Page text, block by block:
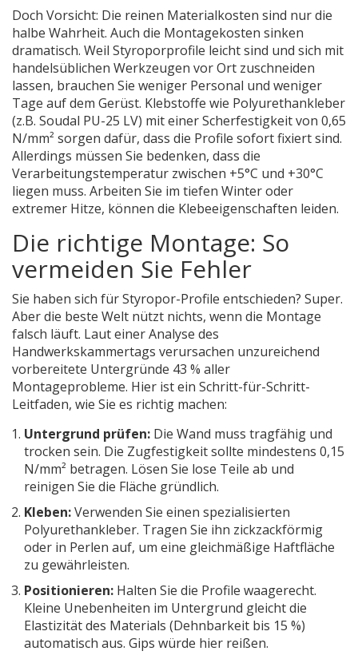
Doch Vorsicht: Die reinen Materialkosten sind nur die
halbe Wahrheit. Auch die Montagekosten sinken
dramatisch. Weil Styroporprofile leicht sind und sich mit
handelsüblichen Werkzeugen vor Ort zuschneiden
lassen, brauchen Sie weniger Personal und weniger
Tage auf dem Gerüst. Klebstoffe wie Polyurethankleber
(z.B. Soudal PU-25 LV) mit einer Scherfestigkeit von 0,65
N/mm² sorgen dafür, dass die Profile sofort fixiert sind.
Allerdings müssen Sie bedenken, dass die
Verarbeitungstemperatur zwischen +5°C und +30°C
liegen muss. Arbeiten Sie im tiefen Winter oder
extremer Hitze, können die Klebeeigenschaften leiden.
Die richtige Montage: So
vermeiden Sie Fehler
Sie haben sich für Styropor-Profile entschieden? Super.
Aber die beste Welt nützt nichts, wenn die Montage
falsch läuft. Laut einer Analyse des
Handwerkskammertags verursachen unzureichend
vorbereitete Untergründe 43 % aller
Montageprobleme. Hier ist ein Schritt-für-Schritt-
Leitfaden, wie Sie es richtig machen:
Untergrund prüfen: Die Wand muss tragfähig und
trocken sein. Die Zugfestigkeit sollte mindestens 0,15
N/mm² betragen. Lösen Sie lose Teile ab und
reinigen Sie die Fläche gründlich.
Kleben:Verwenden Sie einen spezialisierten
Polyurethankleber. Tragen Sie ihn zickzackförmig
oder in Perlen auf, um eine gleichmäßige Haftfläche
zu gewährleisten.
Positionieren: Halten Sie die Profile waagerecht.
Kleine Unebenheiten im Untergrund gleicht die
Elastizität des Materials (Dehnbarkeit bis 15 %)
automatisch aus. Gips würde hier reißen.